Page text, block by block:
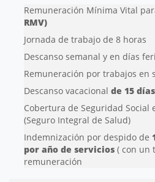
Remuneración Mínima Vital
RMV)
Jornada de trabajo de 8 horas
Descanso semanal y en días
Remuneración por trabajos en
Descanso vacacional de 15 días
Cobertura de Seguridad Social
(Seguro Integral de Salud)
Indemnización por despido de
por año de servicios ( con un
remuneración